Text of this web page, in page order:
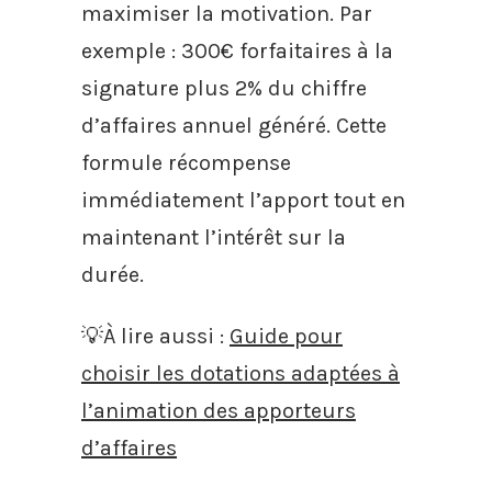
maximiser la motivation. Par
exemple : 300€ forfaitaires à la
signature plus 2% du chiffre
d’affaires annuel généré. Cette
formule récompense
immédiatement l’apport tout en
maintenant l’intérêt sur la
durée.
💡À lire aussi : Guide pour
choisir les dotations adaptées à
l’animation des apporteurs
d’affaires